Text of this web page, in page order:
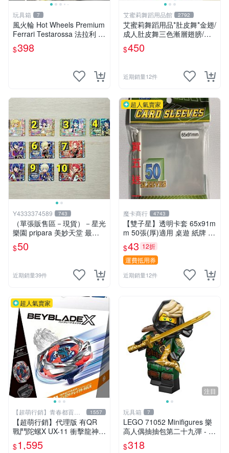
玩具箱 7
風火輪 Hot Wheels Premium
Ferrari Testarossa 法拉利 M
odern Classics 2號
$398
艾蜜莉舞蹈用品館 2792
艾蜜莉舞蹈用品*肚皮舞*金翅/
成人肚皮舞三色漸層翅膀/肚
皮舞道具$450元
$450
近期銷量12件
Y4333374589 743
（單張販售區－現貨）－星光
樂園 pripara 美妙天堂 最終
章 （22章. 23章）Pr&Cr角色
卡☆☆單筆訂單需滿200不含
$50
近期銷量39件
超人氣賣家
魔卡商行 4743
【雙子星】透明卡套 65x91m
m 50張(厚)適用 桌遊 紙牌 vir
gin queen 處女皇后 Boardga
me
$43 12折
運費抵用券
近期銷量12件
超人氣賣家
【超萌行銷】青春都貢獻
給玩具了
1557
【超萌行銷】代理版 有QR
戰鬥陀螺X UX-11 衝擊龍神 9
-60LR 豪華組 附發射器
$1,595
注目
玩具箱 7
LEGO 71052 Minifigures 樂
高人偶抽抽包第二十九彈 - 神
秘浪人（Mysterious Ronin）
$318